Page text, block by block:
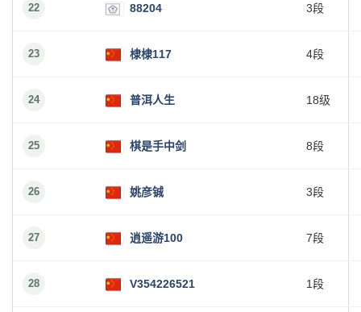
22 88204 3段
23 棣棣117 4段
24 普洱人生 18级
25 棋是手中剑 8段
26 姚彦铖 3段
27 逍遥游100 7段
28 V354226521 1段